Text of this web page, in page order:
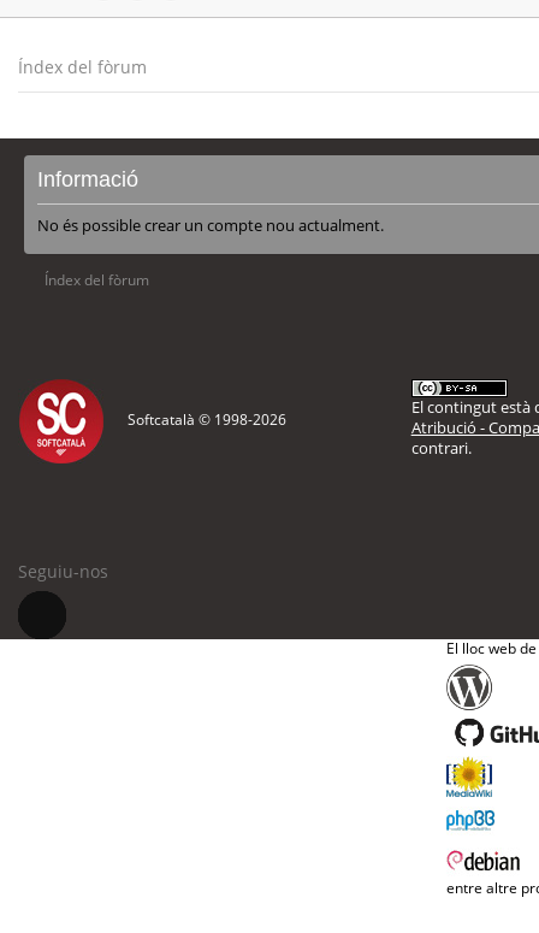
Índex del fòrum
Informació
No és possible crear un compte nou actualment.
Índex del fòrum
Softcatalà © 1998-2026
El contingut està
Atribució -
contrari.
Seguiu-nos
El lloc web
entre altre